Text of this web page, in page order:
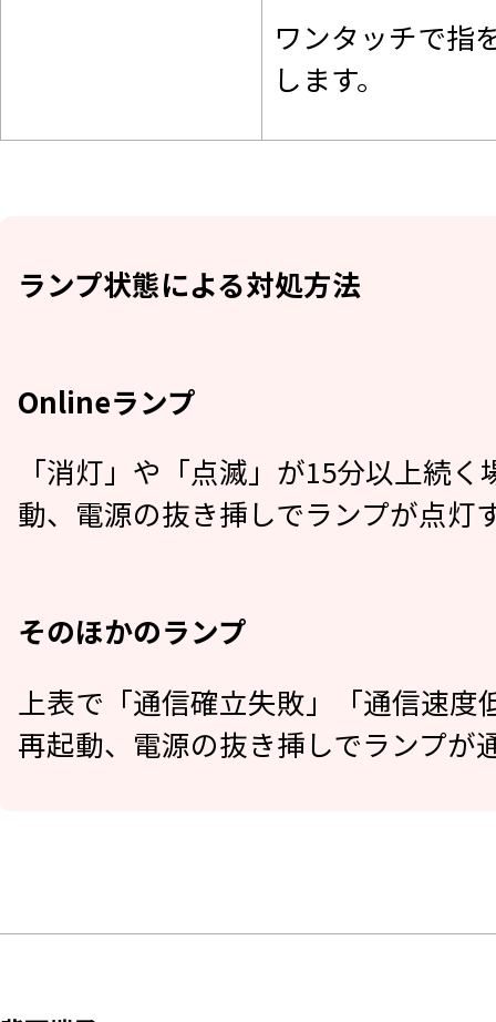
ワンタッチで指
します。
ランプ状態による対処方法
Onlineランプ
「消灯」や「点滅」が15分以上続
動、電源の抜き挿しでランプが点灯
そのほかのランプ
上表で「通信確立失敗」「通信速
再起動、電源の抜き挿しでランプ